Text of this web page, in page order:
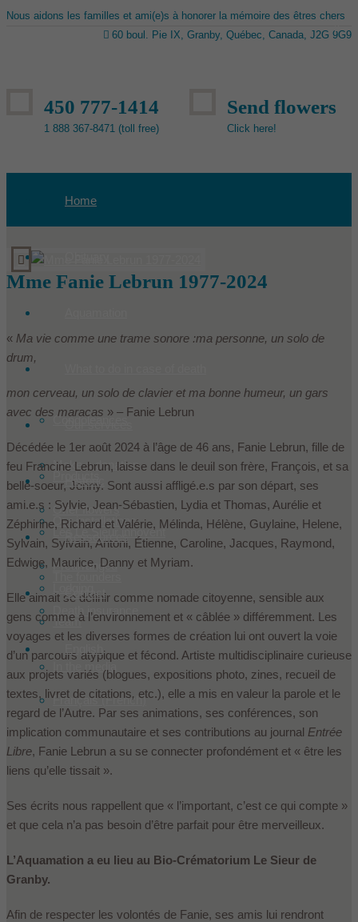
Nous aidons les familles et ami(e)s à honorer la mémoire des êtres chers
60 boul. Pie IX, Granby, Québec, Canada, J2G 9G9
450 777-1414
1 888 367-8471 (toll free)
Send flowers
Click here!
Home
Condoleances
Make a donation
Offer flowers
Our installations
Prearranged
Death insurance
Historic
Les Le Sieur innovent
Team
In the media
Ressources
Contact
English
Français(French)
Mme Fanie Lebrun 1977-2024
« Ma vie comme une trame sonore :ma personne, un solo de
drum,
mon cerveau, un solo de clavier et ma bonne humeur, un gars
avec des maracas » – Fanie Lebrun
Décédée le 1er août 2024 à l’âge de 46 ans, Fanie Lebrun, fille de
feu Francine Lebrun, laisse dans le deuil son frère, François, et sa
belle-soeur, Jenny. Sont aussi affligé.e.s par son départ, ses
ami.e.s : Sylvie, Jean-Sébastien, Lydia et Thomas, Aurélie et
Zéphirine, Richard et Valérie, Mélinda, Hélène, Guylaine, Helene,
Sylvain, Sylvain, Antoni, Étienne, Caroline, Jacques, Raymond,
Edwige, Maurice, Danny et Myriam.
Elle aimait se définir comme nomade citoyenne, sensible aux
gens comme à l’environnement et « câblée » différemment. Les
voyages et les diverses formes de création lui ont ouvert la voie
d’un parcours atypique et fécond. Artiste multidisciplinaire curieuse
aux projets variés (blogues, expositions photo, zines, recueil de
textes, livret de citations, etc.), elle a mis en valeur la parole et le
regard de l’Autre. Par ses animations, ses conférences, son
implication communautaire et ses contributions au journal Entrée
Libre, Fanie Lebrun a su se connecter profondément et « être les
liens qu’elle tissait ».
Ses écrits nous rappellent que « l’important, c’est ce qui compte »
et que cela n’a pas besoin d’être parfait pour être merveilleux.
L’Aquamation a eu lieu au Bio-Crématorium Le Sieur de
Granby.
Afin de respecter les volontés de Fanie, ses amis lui rendront